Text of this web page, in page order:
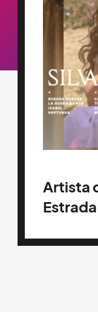
Artista
Estrada